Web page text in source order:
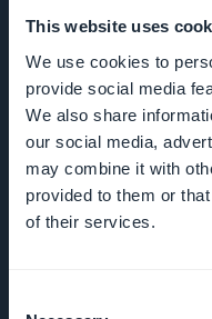
This website uses
We use cookies to
provide social media
We also share
our social media,
may combine it with
provided to them or
of their services.
A propos
Assistance
extraordinaire
ADN
GoodBarber
Studio